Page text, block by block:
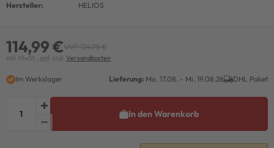
Hersteller:
HELIOS
114,99 €UVP 124,95 €
inkl. MwSt., ggf. zzgl. Versandkosten
Im Werkslager Lieferung: Mo. 17.08. - Mi. 19.08.26 DHL Paket
In den Warenkorb